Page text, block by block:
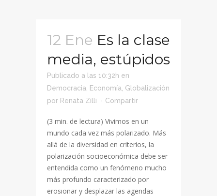
12 Ene Es la clase
media, estúpidos
Publicado a las 10:32h en
Democracia
Economía Globalización
por Renata Zilli Compartir
(3 min. de lectura) Vivimos en un
mundo cada vez más polarizado. Más
allá de la diversidad en criterios, la
polarización socioeconómica debe ser
entendida como un fenómeno mucho
más profundo caracterizado por
erosionar y desplazar las agendas